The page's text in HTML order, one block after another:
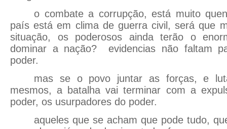
o combate a corrupção, está muito
país está em clima de guerra civil, será que
situação, os poderosos ainda terão o
dominar a nação? evidencias não faltam
poder.
mas se o povo juntar as forças, e
mesmos, a batalha vai terminar com a
poder, os usurpadores do poder.
aqueles que se acham que pode tudo,